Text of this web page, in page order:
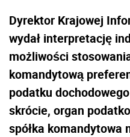
Dyrektor Krajowej
wydał interpretację
możliwości
komandytową
podatku
skrócie, organ
spółka komandytowa